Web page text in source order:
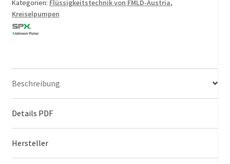
Kategorien: Flüssigkeitstechnik von FMLD-Austria,
Kreiselpumpen
Beschreibung
Details PDF
Hersteller